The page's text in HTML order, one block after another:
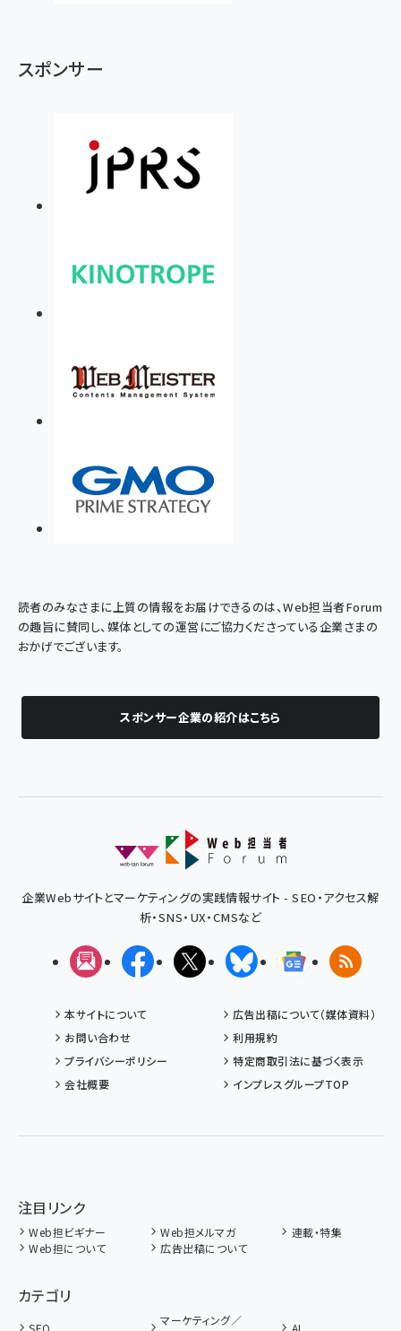
スポンサー
読者のみなさまに上質の情報をお届けできるのは、Web担当者Forum
の趣旨に賛同し、媒体としての運営にご協力くださっている企業さまの
おかげでございます。
スポンサー企業の紹介はこちら
企業Webサイトとマーケティングの実践情報サイト - SEO・アクセス解
析・SNS・UX・CMSなど
メルマガFacebookX(エックス)BlueskyGoogleニュ
RSS
本サイトについて
広告出稿について（媒体資料）
お問い合わせ
利用規約
プライバシーポリシー
特定商取引法に基づく表示
会社概要
インプレスグループTOP
注目リンク
Web担ビギナー Web担メルマガ
連載・特集
Web担について
広告出稿について
カテゴリ
マーケティング／